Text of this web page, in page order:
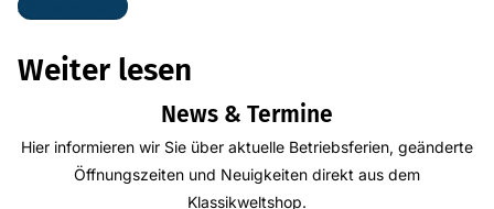
Alle ansehen
Weiter lesen
News & Termine
Hier informieren wir Sie über aktuelle Betriebsferien, geänderte
Öffnungszeiten und Neuigkeiten direkt aus dem
Klassikweltshop.